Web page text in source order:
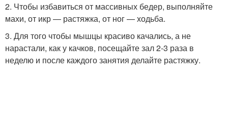
2. Чтобы избавиться от массивных бедер, выполняйте
махи, от икр — растяжка, от ног — ходьба.
3. Для того чтобы мышцы красиво качались, а не
нарастали, как у качков, посещайте зал 2-3 раза в
неделю и после каждого занятия делайте растяжку.